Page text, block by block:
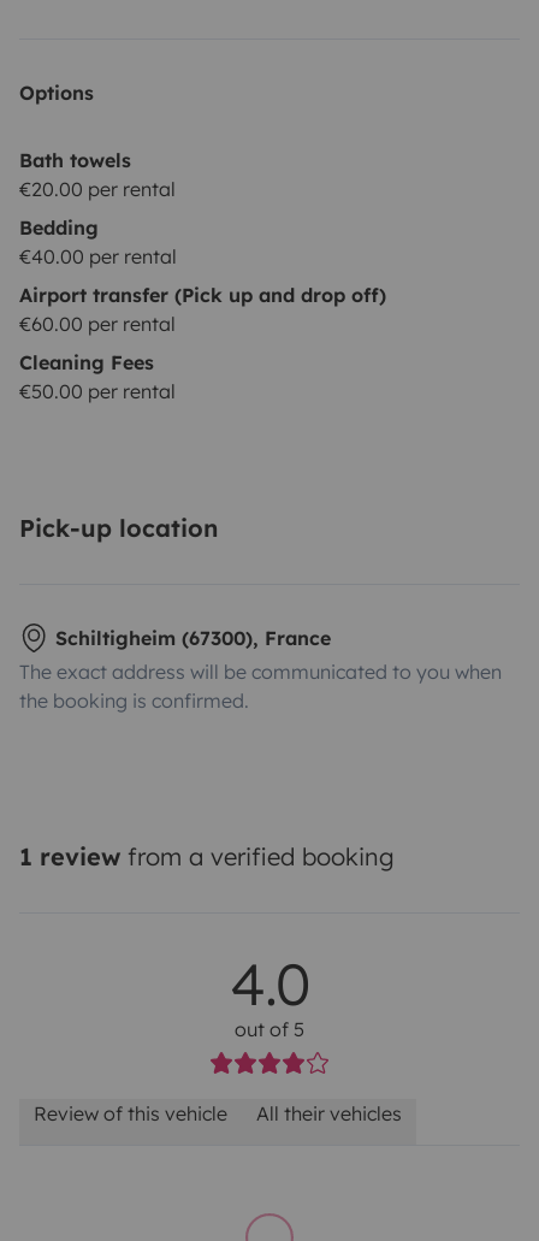
Options
Bath towels
€20.00 per rental
Bedding
€40.00 per rental
Airport transfer (Pick up and drop off)
€60.00 per rental
Cleaning Fees
€50.00 per rental
Pick-up location
Schiltigheim (67300), France
The exact address will be communicated to you when
the booking is confirmed.
1 review from a verified booking
4.0
out of 5
Review of this vehicle All their vehicles